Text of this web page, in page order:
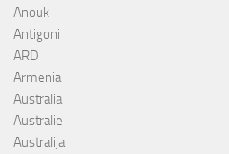
Anouk
Antigoni
ARD
Armenia
Australia
Australie
Australija